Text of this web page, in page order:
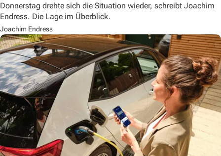
Donnerstag drehte sich die Situation wieder, schreibt Joachim
Endress. Die Lage im Überblick.
Joachim Endress